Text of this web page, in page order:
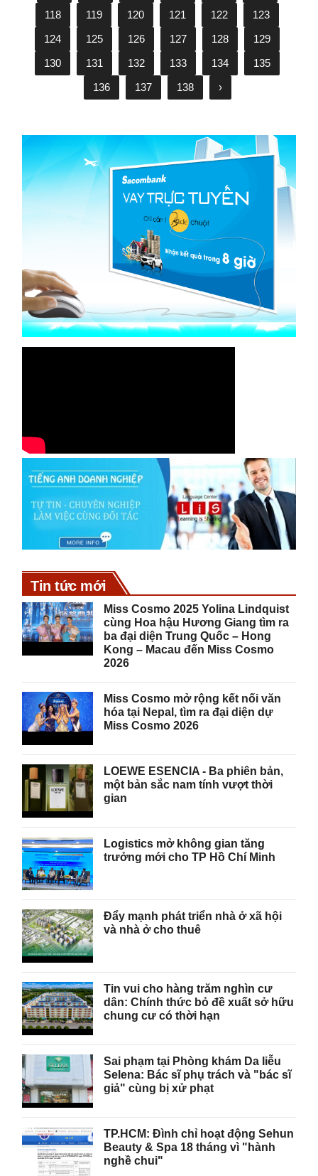
118
119 120 121 122
123
124
125 126 127 128
129
130
131 132 133 134
135
136
137 138 ›
Tin tức mới
Miss Cosmo 2025 Yolina Lindquist
cùng Hoa hậu Hương Giang tìm ra
ba đại diện Trung Quốc – Hong
Kong – Macau đến Miss Cosmo
2026
Miss Cosmo mở rộng kết nối văn
hóa tại Nepal, tìm ra đại diện dự
Miss Cosmo 2026
LOEWE ESENCIA - Ba phiên bản,
một bản sắc nam tính vượt thời
gian
Logistics mở không gian tăng
trưởng mới cho TP Hồ Chí Minh
Đẩy mạnh phát triển nhà ở xã hội
và nhà ở cho thuê
Tin vui cho hàng trăm nghìn cư
dân: Chính thức bỏ đề xuất sở hữu
chung cư có thời hạn
Sai phạm tại Phòng khám Da liễu
Selena: Bác sĩ phụ trách và "bác sĩ
giả" cùng bị xử phạt
TP.HCM: Đình chỉ hoạt động Sehun
Beauty & Spa 18 tháng vì "hành
nghề chui"